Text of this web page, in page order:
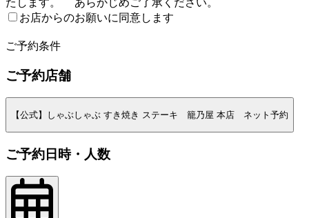
お店からのお願いに同意します
ご予約条件
ご予約店舗
【公式】しゃぶしゃぶ すき焼き ステーキ 籠乃屋 本店 ネット予約
ご予約日時・人数